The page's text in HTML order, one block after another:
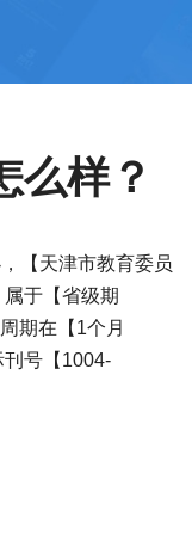
么样？
【天津市教育委员
于【省级期
期在【1个月
号【1004-